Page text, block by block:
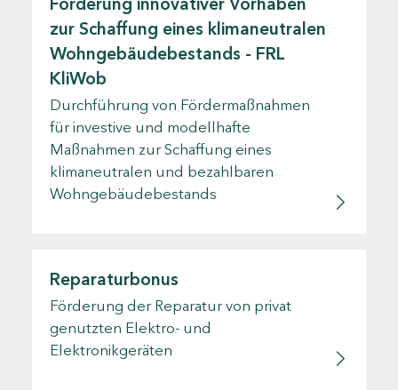
zur Schaffung eines klimaneutralen
Wohngebäudebestands - FRL
KliWob
Durchführung von Fördermaßnahmen
für investive und modellhafte
Maßnahmen zur Schaffung eines
klimaneutralen und bezahlbaren
Wohngebäudebestands
Reparaturbonus
Förderung der Reparatur von privat
genutzten Elektro- und
Elektronikgeräten